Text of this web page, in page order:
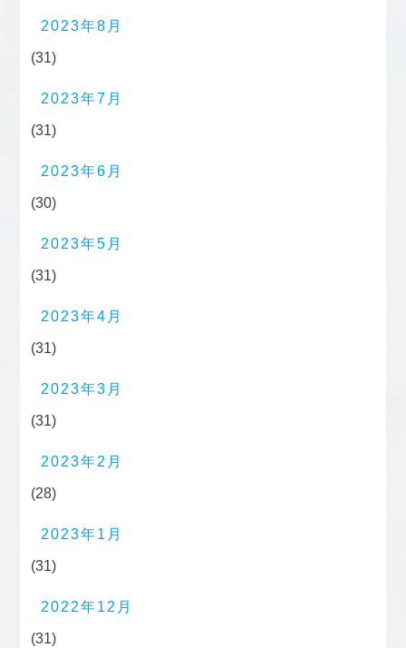
2023年8月
(31)
2023年7月
(31)
2023年6月
(30)
2023年5月
(31)
2023年4月
(31)
2023年3月
(31)
2023年2月
(28)
2023年1月
(31)
2022年12月
(31)